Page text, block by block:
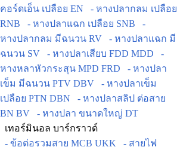
คอร์ดเอ็น เปลือย EN
- หางปลากลม เปลือย
RNB
- หางปลาแฉก เปลือย SNB
-
หางปลากลม มีฉนวน RV
- หางปลาแฉก มี
ฉนวน SV
- หางปลาเสียบ FDD MDD
-
หางหลาหัวกระสุน MPD FRD
- หางปลา
เข็ม มีฉนวน PTV DBV
- หางปลาเข็ม
เปลือย PTN DBN
- หางปลาสลิป ต่อสาย
BN BV
- หางปลา ขนาดใหญ่ DT
เทอร์มินอล บาร์กราวด์
- ข้อต่อรวมสาย MCB UKK
- สายไฟ